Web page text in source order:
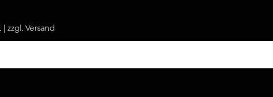
| zzgl. Versand